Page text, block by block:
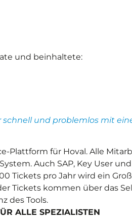
und beinhaltete:
schnell und problemlos mit
Plattform für Hoval. Alle
Auch SAP, Key User
Tickets pro Jahr wird ein
Tickets kommen über das
des Tools.
ALLE SPEZIALISTEN